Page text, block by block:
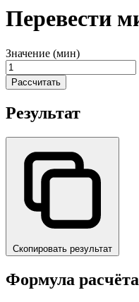
Перевести
Значение (мин)
Рассчитать
Результат
Скопировать результат
Формула расчёта